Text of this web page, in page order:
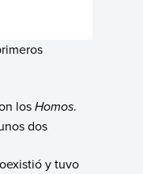
losHomos.
dos
y tuvo